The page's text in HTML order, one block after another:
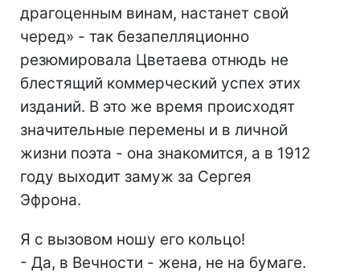
драгоценным винам, настанет свой
черед» - так безапелляционно
резюмировала Цветаева отнюдь не
блестящий коммерческий успех этих
изданий. В это же время происходят
значительные перемены и в личной
жизни поэта - она знакомится, а в 1912
году выходит замуж за Сергея
Эфрона.
Я с вызовом ношу его кольцо!
- Да, в Вечности - жена, не на бумаге.